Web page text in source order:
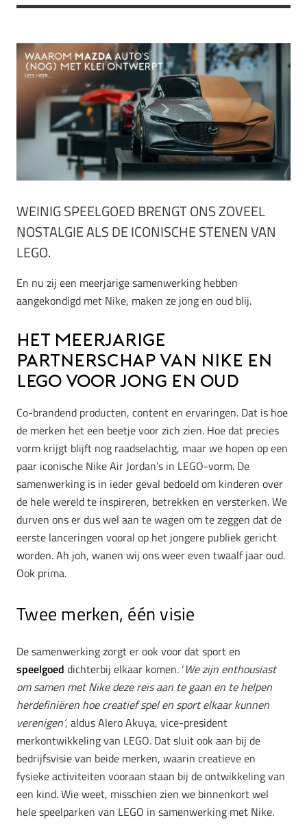
WEINIG SPEELGOED BRENGT ONS ZOVEEL
NOSTALGIE ALS DE ICONISCHE STENEN VAN
LEGO.
En nu zij een meerjarige samenwerking hebben
aangekondigd met Nike, maken ze jong en oud blij.
Het meerjarige
partnerschap van Nike en
LEGO voor jong en oud
Co-brandend producten, content en ervaringen. Dat is hoe
de merken het een beetje voor zich zien. Hoe dat precies
vorm krijgt blijft nog raadselachtig, maar we hopen op een
paar iconische Nike Air Jordan’s in LEGO-vorm. De
samenwerking is in ieder geval bedoeld om kinderen over
de hele wereld te inspireren, betrekken en versterken. We
durven ons er dus wel aan te wagen om te zeggen dat de
eerste lanceringen vooral op het jongere publiek gericht
worden. Ah joh, wanen wij ons weer even twaalf jaar oud.
Ook prima.
Twee merken, één visie
De samenwerking zorgt er ook voor dat sport en
speelgoed dichterbij elkaar komen. ‘We zijn enthousiast
om samen met Nike deze reis aan te gaan en te helpen
herdefiniëren hoe creatief spel en sport elkaar kunnen
verenigen’, aldus Alero Akuya, vice-president
merkontwikkeling van LEGO. Dat sluit ook aan bij de
bedrijfsvisie van beide merken, waarin creatieve en
fysieke activiteiten vooraan staan bij de ontwikkeling van
een kind. Wie weet, misschien zien we binnenkort wel
hele speelparken van LEGO in samenwerking met Nike.